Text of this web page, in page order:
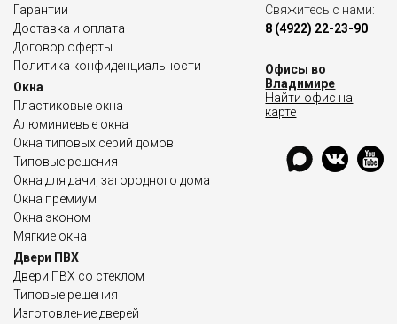
Гарантии
Доставка и оплата
Договор оферты
Политика конфиденциальности
Окна
Пластиковые окна
Алюминиевые окна
Окна типовых серий домов
Типовые решения
Окна для дачи, загородного дома
Окна премиум
Окна эконом
Мягкие окна
Двери ПВХ
Двери ПВХ со стеклом
Типовые решения
Изготовление дверей
Свяжитесь с нами:
8 (4922) 22-23-90
Офисы во
Владимире
Найти офис на
карте